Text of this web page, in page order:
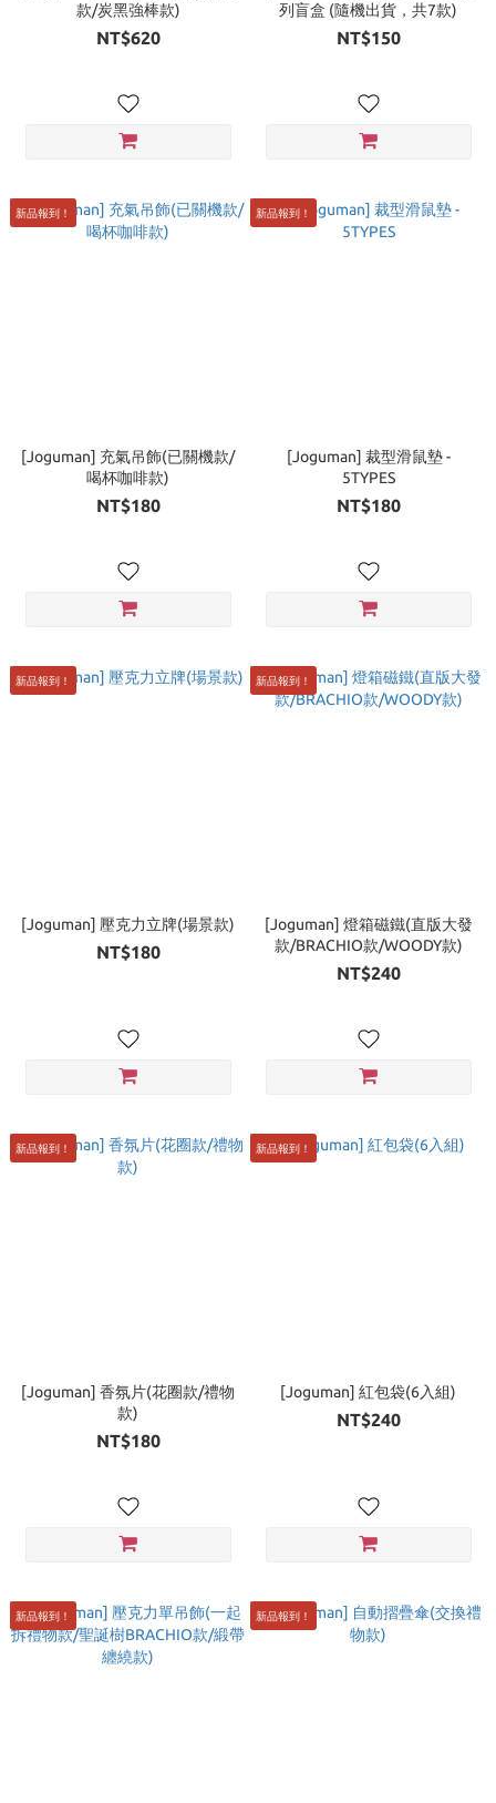
款/炭黑強棒款)
NT$620
列盲盒 (隨機出貨，共7款)
NT$150
新品報到！
[Joguman] 充氣吊飾(已關機款/
喝杯咖啡款)
NT$180
新品報到！
[Joguman] 裁型滑鼠墊 -
5TYPES
NT$180
新品報到！
[Joguman] 壓克力立牌(場景款)
NT$180
新品報到！
[Joguman] 燈箱磁鐵(直版大發
款/BRACHIO款/WOODY款)
NT$240
新品報到！
[Joguman] 香氛片(花圈款/禮物
款)
NT$180
新品報到！
[Joguman] 紅包袋(6入組)
NT$240
新品報到！ 新品報到！